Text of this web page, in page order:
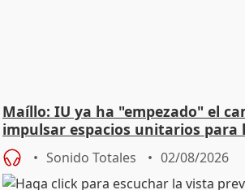
Maíllo: IU ya ha "empezado" el
impulsar espacios unitarios para
Sonido Totales 02/08/2026